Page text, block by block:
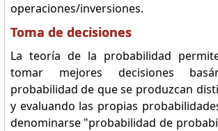
operaciones/inversiones.
Toma de decisiones
La teoría de la probabilidad
tomar mejores decisiones
probabilidad de que se produzcan
y evaluando las propias
denominarse "probabilidad de